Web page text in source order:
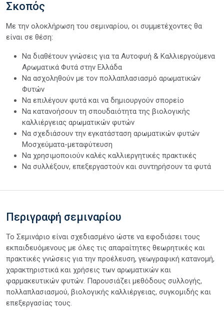
Σκοπός
Με την ολοκλήρωση του σεμιναρίου, οι συμμετέχοντες θα
είναι σε θέση:
Να διαθέτουν γνώσεις για τα Αυτοφυή & Καλλιεργούμενα
Αρωματικά Φυτά στην Ελλάδα
Να ασχοληθούν με τον πολλαπλασιασμό αρωματικών
Φυτών
Να επιλέγουν φυτά και να δημιουργούν σπορείο
Να κατανοήσουν τη σπουδαιότητα της βιολογικής
καλλιέργειας αρωματικών φυτών
Να σχεδιάσουν την εγκατάσταση αρωματικών φυτών
Μοσχεύματα-μεταφύτευση
Να χρησιμοποιούν καλές καλλιεργητικές πρακτικές
Να συλλέξουν, επεξεργαστούν και συντηρήσουν τα φυτά
Περιγραφή σεμιναρίου
Το Σεμινάριο είναι σχεδιασμένο ώστε να εφοδιάσει τους
εκπαιδευόμενους με όλες τις απαραίτητες θεωρητικές και
πρακτικές γνώσεις για την προέλευση, γεωγραφική κατανομή,
χαρακτηριστικά και χρήσεις των αρωματικών και
φαρμακευτικών φυτών. Παρουσιάζει μεθόδους συλλογής,
πολλαπλασιασμού, βιολογικής καλλιέργειας, συγκομιδής και
επεξεργασίας τους.